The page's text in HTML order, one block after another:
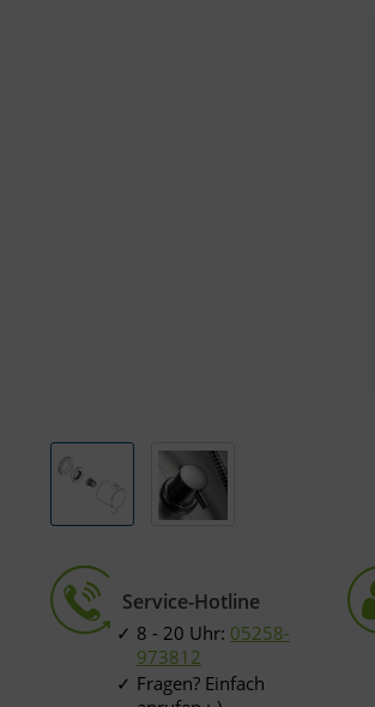
Service-Hotline
8 - 20 Uhr: 05258-
973812
Fragen? Einfach